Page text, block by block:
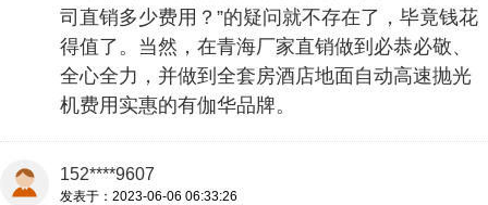
司直销多少费用？”的疑问就不存在了，毕竟钱花
得值了。当然，在青海厂家直销做到必恭必敬、
全心全力，并做到全套房酒店地面自动高速抛光
机费用实惠的有伽华品牌。
152****9607
发表于：2023-06-06 06:33:26